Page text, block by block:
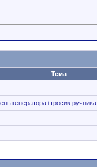
Тема
генератора+тросик ручника.